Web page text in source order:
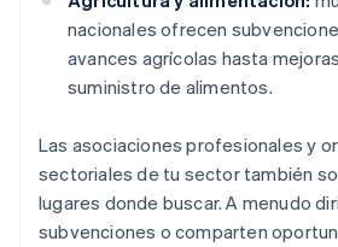
nacionales ofrecen
avances agrícolas hasta
suministro de alimentos.
Las asociaciones profesionales y
sectoriales de tu sector también
lugares donde buscar. A menudo
subvenciones o comparten